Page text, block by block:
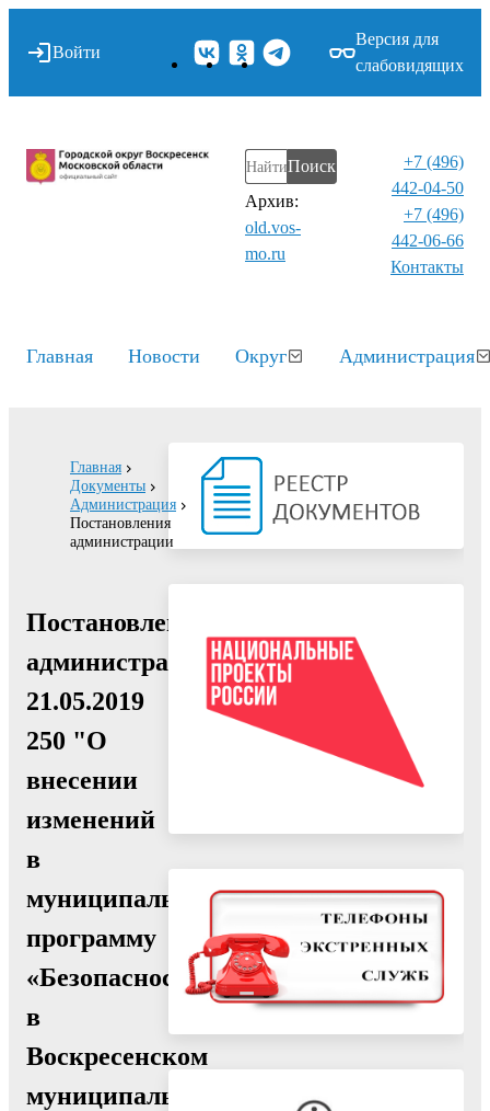
Войти
Версия для
слабовидящих
Поиск
Архив:
old.vos-
mo.ru
+7 (496)
442-04-50
+7 (496)
442-06-66
Контакты⁠
Главная Новости Округ Администрация
Главная
Документы
Администрация
Постановления
администрации
Постановление
администрации
21.05.2019
250 "О
внесении
изменений
в
муниципальную
программу
«Безопасность
в
Воскресенском
муниципальном